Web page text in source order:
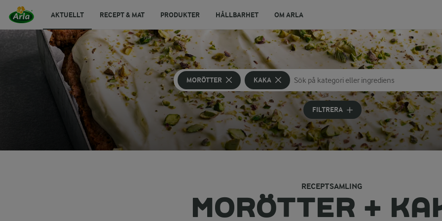
AKTUELLT RECEPT & MAT PRODUKTER HÅLLBARHET OM ARLA
MORÖTTER KAKA
Sök på kategori eller ingrediens
Skriv in sökord för att få förslag
FILTRERA
RECEPTSAMLING
MORÖTTER +